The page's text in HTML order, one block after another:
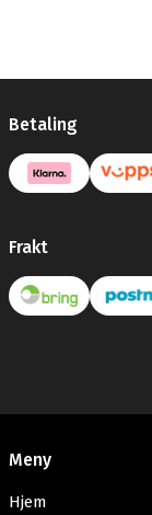
Betaling
Frakt
Meny
Hjem